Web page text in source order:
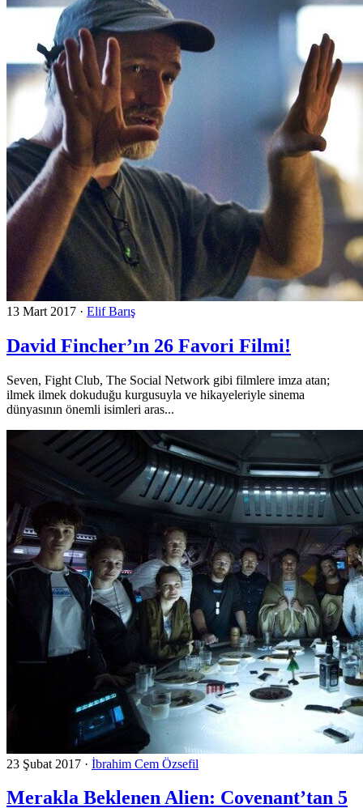
13 Mart 2017 · Elif Barış
David Fincher’ın 26 Favori Filmi!
Seven, Fight Club, The Social Network gibi filmlere imza atan;
ilmek ilmek dokuduğu kurgusuyla ve hikayeleriyle sinema
dünyasının önemli isimleri aras...
23 Şubat 2017 · İbrahim Cem Özsefil
Merakla Beklenen Alien: Covenant’tan 5